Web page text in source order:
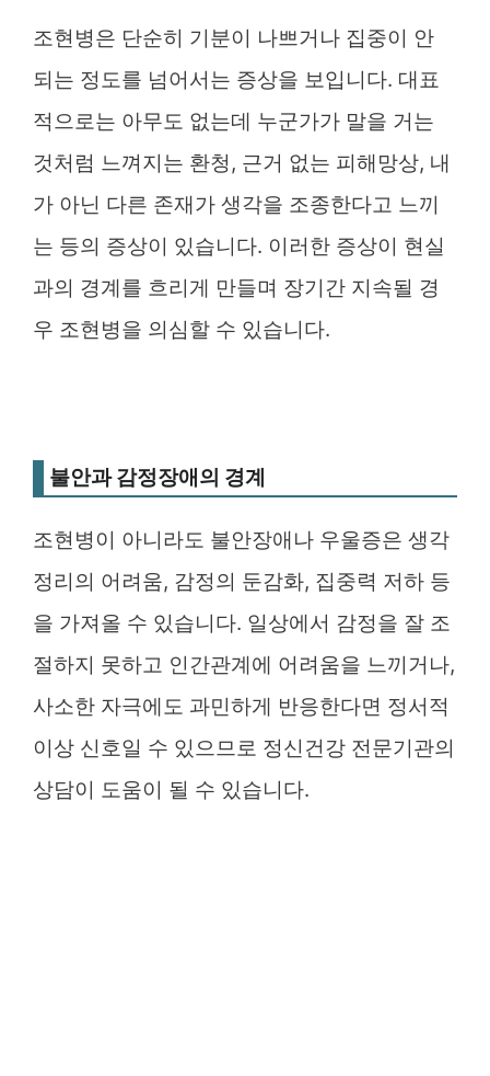
조현병은 단순히 기분이 나쁘거나 집중이 안
되는 정도를 넘어서는 증상을 보입니다. 대표
적으로는 아무도 없는데 누군가가 말을 거는
것처럼 느껴지는 환청, 근거 없는 피해망상, 내
가 아닌 다른 존재가 생각을 조종한다고 느끼
는 등의 증상이 있습니다. 이러한 증상이 현실
과의 경계를 흐리게 만들며 장기간 지속될 경
우 조현병을 의심할 수 있습니다.
불안과 감정장애의 경계
조현병이 아니라도 불안장애나 우울증은 생각
정리의 어려움, 감정의 둔감화, 집중력 저하 등
을 가져올 수 있습니다. 일상에서 감정을 잘 조
절하지 못하고 인간관계에 어려움을 느끼거나,
사소한 자극에도 과민하게 반응한다면 정서적
이상 신호일 수 있으므로 정신건강 전문기관의
상담이 도움이 될 수 있습니다.